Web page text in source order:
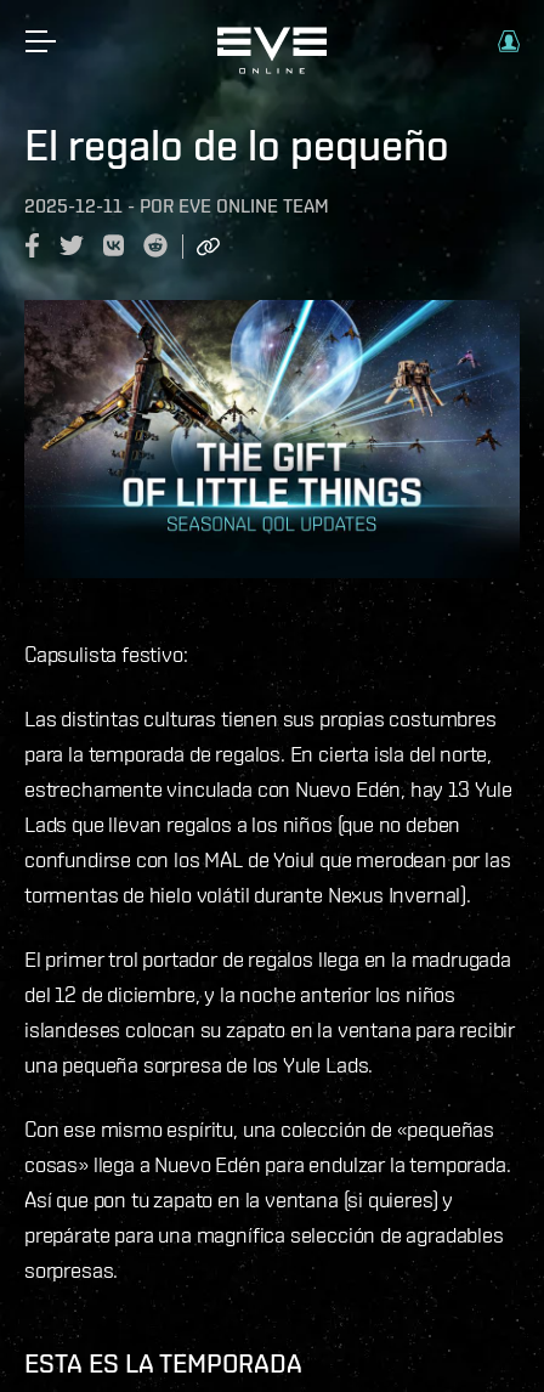
El regalo de lo pequeño
2025-12-11 - POR EVE ONLINE TEAM
Capsulista festivo:
Las distintas culturas tienen sus propias costumbres
para la temporada de regalos. En cierta isla del norte,
estrechamente vinculada con Nuevo Edén, hay 13 Yule
Lads que llevan regalos a los niños (que no deben
confundirse con los MAL de Yoiul que merodean por las
tormentas de hielo volátil durante Nexus Invernal).
El primer trol portador de regalos llega en la madrugada
del 12 de diciembre, y la noche anterior los niños
islandeses colocan su zapato en la ventana para recibir
una pequeña sorpresa de los Yule Lads.
Con ese mismo espíritu, una colección de «pequeñas
cosas» llega a Nuevo Edén para endulzar la temporada.
Así que pon tu zapato en la ventana (si quieres) y
prepárate para una magnífica selección de agradables
sorpresas.
ESTA ES LA TEMPORADA